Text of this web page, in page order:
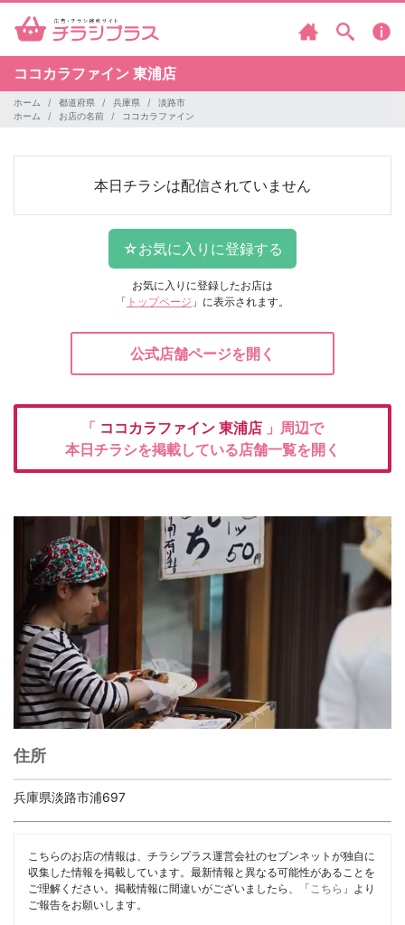
ココカラファイン 東浦店
ホーム 都道府県 兵庫県
淡路市
ホーム
お店の名前 ココカラファイン
本日チラシは配信されていません
お気に入りに登録したお店は
「 トップページ 」に表示されます。
公式店舗ページを開く
「 ココカラファイン 東浦店 」周辺で
本日チラシを掲載している店舗一覧を開く
住所
兵庫県淡路市浦697
こちらのお店の情報は、チラシプラス運営会社のセブンネットが独自に
収集した情報を掲載しています。最新情報と異なる可能性があることを
ご理解ください。掲載情報に間違いがございましたら、「 こちら 」より
ご報告をお願いします。